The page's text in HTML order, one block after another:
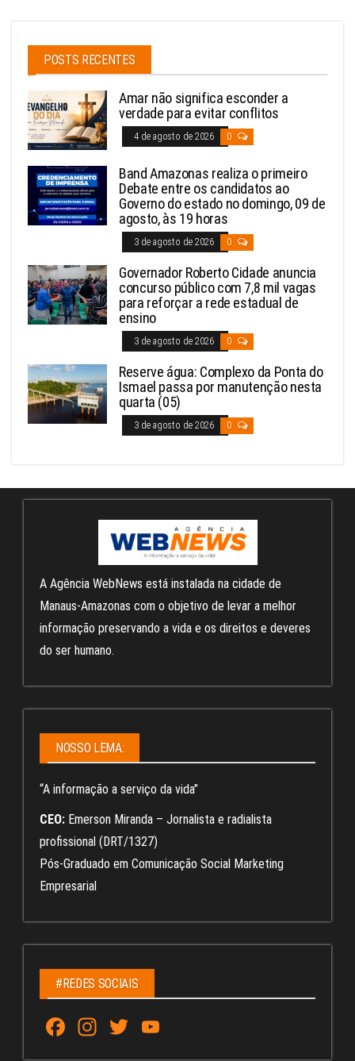
POSTS RECENTES
Amar não significa esconder a
verdade para evitar conflitos
4 de agosto de 2026 0
Band Amazonas realiza o primeiro
Debate entre os candidatos ao
Governo do estado no domingo, 09 de
agosto, às 19 horas
3 de agosto de 2026 0
Governador Roberto Cidade anuncia
concurso público com 7,8 mil vagas
para reforçar a rede estadual de
ensino
3 de agosto de 2026 0
Reserve água: Complexo da Ponta do
Ismael passa por manutenção nesta
quarta (05)
3 de agosto de 2026 0
A Agência WebNews está instalada na cidade de
Manaus-Amazonas com o objetivo de levar a melhor
informação preservando a vida e os direitos e deveres
do ser humano.
NOSSO LEMA:
“A informação a serviço da vida”
CEO: Emerson Miranda – Jornalista e radialista
profissional (DRT/1327)
Pós-Graduado em Comunicação Social Marketing
Empresarial
#REDES SOCIAIS
Fa
ce
In
st
T
wi uT